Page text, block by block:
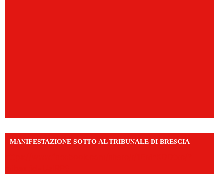
MANIFESTAZIONE SOTTO AL TRIBUNALE DI BRESCIA